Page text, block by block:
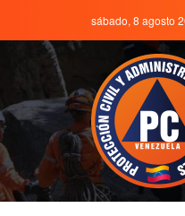
sábado, 8 agosto